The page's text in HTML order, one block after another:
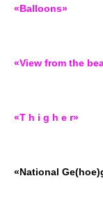
«Balloons»
«View from the
«T h i g h e r»
«National